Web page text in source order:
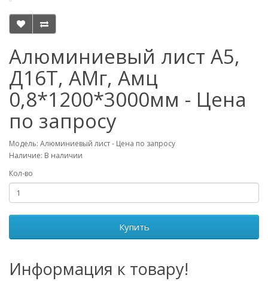
Алюминиевый лист А5,
Д16Т, АМг, Амц
0,8*1200*3000мм - Цена
по запросу
Модель: Алюминиевый лист - Цена по запросу
Наличие: В наличии
Кол-во
Купить
Информация к товару!